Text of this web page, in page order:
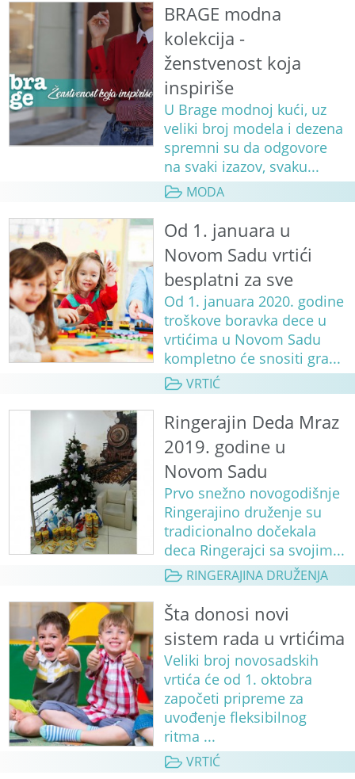
BRAGE modna
kolekcija -
ženstvenost koja
inspiriše
U Brage modnoj kući, uz
veliki broj modela i dezena
spremni su da odgovore
na svaki izazov, svaku...
MODA
Od 1. januara u
Novom Sadu vrtići
besplatni za sve
Od 1. januara 2020. godine
troškove boravka dece u
vrtićima u Novom Sadu
kompletno će snositi gra...
VRTIĆ
Ringerajin Deda Mraz
2019. godine u
Novom Sadu
Prvo snežno novogodišnje
Ringerajino druženje su
tradicionalno dočekala
deca Ringerajci sa svojim...
RINGERAJINA DRUŽENJA
Šta donosi novi
sistem rada u vrtićima
Veliki broj novosadskih
vrtića će od 1. oktobra
započeti pripreme za
uvođenje fleksibilnog
ritma ...
VRTIĆ